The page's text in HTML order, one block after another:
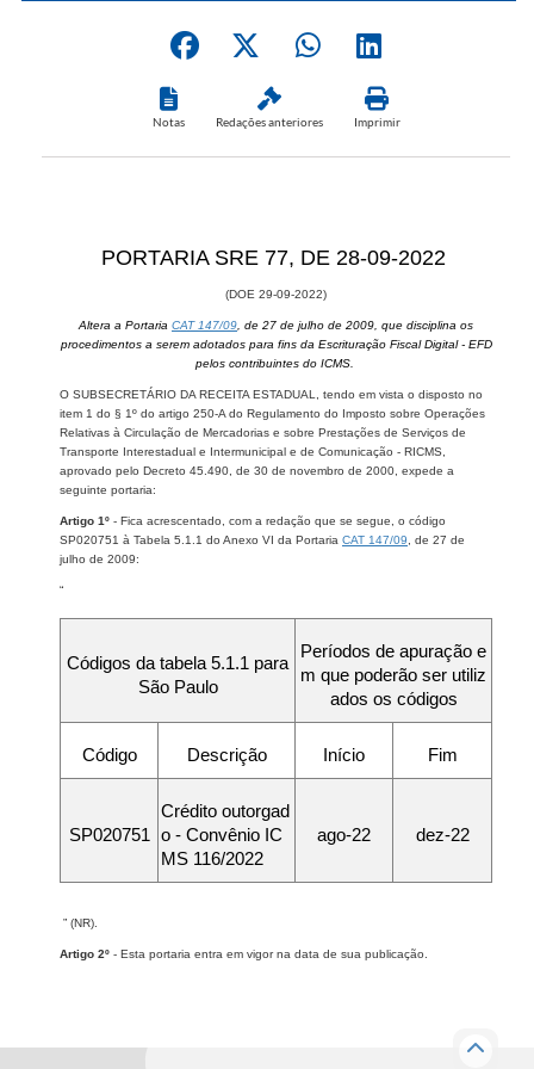
Notas Redações anteriores Imprimir
​PORTARIA SRE 77, DE 28-09-2022
(DOE 29-09-2022)
Altera a Portaria CAT 147/09 , de 27 de julho de 2009, que disciplina os
procedimentos a serem adotados para fins da Escrituração Fiscal Digital - EFD
pelos contribuintes do ICMS.
O SUBSECRETÁRIO DA RECEITA ESTADUAL, tendo em vista o disposto no
item 1 do § 1º do artigo 250-A do Regulamento do Imposto sobre Operações
Relativas à Circulação de Mercadorias e sobre Prestações de Serviços de
Transporte Interestadual e Intermunicipal e de Comunicação - RICMS,
aprovado pelo Decreto 45.490, de 30 de novembro de 2000, expede a
seguinte portaria:
Artigo 1º - Fica acrescentado, com a redação que se segue, o código
SP020751 à Tabela 5.1.1 do Anexo VI da Portaria CAT 147/09 , de 27 de
julho de 2009:
“
Códigos da tabela 5.1.1 para
São Paulo
Períodos de apuração e
m que poderão ser utiliz
ados os códigos
Código Descrição Início Fim
SP020751
Crédito outorgad
o - Convênio IC
MS 116/2022
ago-22 dez-22
” (NR).
Artigo 2º - Esta portaria entra em vigor na data de sua publicação.